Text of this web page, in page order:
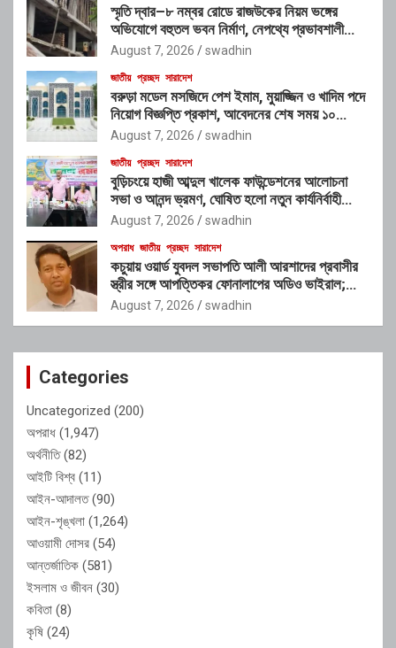
স্মৃতি দ্বার–৮ নম্বর রোডে রাজউকের নিয়ম ভঙ্গের
অভিযোগে বহুতল ভবন নির্মাণ, নেপথ্যে প্রভাবশালী
চক্রের যোগসাজশের প্রশ্ন
August 7, 2026 swadhin
জাতীয় প্রচ্ছদ সারাদেশ
বরুড়া মডেল মসজিদে পেশ ইমাম, মুয়াজ্জিন ও খাদিম পদে
নিয়োগ বিজ্ঞপ্তি প্রকাশ, আবেদনের শেষ সময় ১০
আগস্ট
August 7, 2026 swadhin
জাতীয় প্রচ্ছদ সারাদেশ
বুড়িচংয়ে হাজী আব্দুল খালেক ফাউন্ডেশনের আলোচনা
সভা ও আনন্দ ভ্রমণ, ঘোষিত হলো নতুন কার্যনির্বাহী
কমিটি
August 7, 2026 swadhin
অপরাধ জাতীয় প্রচ্ছদ সারাদেশ
কচুয়ায় ওয়ার্ড যুবদল সভাপতি আলী আরশাদের প্রবাসীর
স্ত্রীর সঙ্গে আপত্তিকর ফোনালাপের অডিও ভাইরাল;
শাস্তির দাবি এলাকাবাসীর
August 7, 2026 swadhin
Categories
Uncategorized (200)
অপরাধ (1,947)
অর্থনীতি(82)
আইটি বিশ্ব (11)
আইন-আদালত(90)
আইন-শৃঙ্খলা (1,264)
আওয়ামী দোসর (54)
আন্তর্জাতিক (581)
ইসলাম ও জীবন (30)
কবিতা (8)
কৃষি (24)